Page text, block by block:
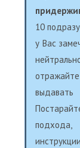
10
у Вас